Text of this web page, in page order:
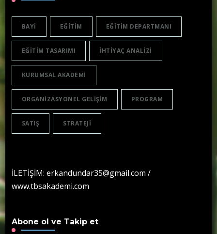
BAYI EĞITIM EĞITIM DEPARTMANI
EĞITIM TASARIMI IHTIYAÇ ANALIZI
KURUMSAL AKADEMI
ORGANIZASYONEL GELIŞIM PROGRAM
SATIŞ STRATEJI
İLETİŞİM: erkandundar35@gmail.com /
www.tbsakademi.com
Abone ol ve Takip et